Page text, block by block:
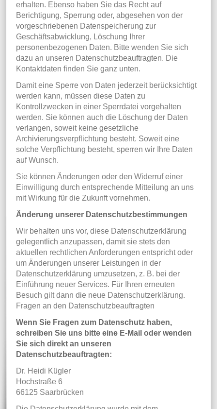
erhalten. Ebenso haben Sie das Recht auf
Berichtigung, Sperrung oder, abgesehen von der
vorgeschriebenen Datenspeicherung zur
Geschäftsabwicklung, Löschung Ihrer
personenbezogenen Daten. Bitte wenden Sie sich
dazu an unseren Datenschutzbeauftragten. Die
Kontaktdaten finden Sie ganz unten.
Damit eine Sperre von Daten jederzeit berücksichtigt
werden kann, müssen diese Daten zu
Kontrollzwecken in einer Sperrdatei vorgehalten
werden. Sie können auch die Löschung der Daten
verlangen, soweit keine gesetzliche
Archivierungsverpflichtung besteht. Soweit eine
solche Verpflichtung besteht, sperren wir Ihre Daten
auf Wunsch.
Sie können Änderungen oder den Widerruf einer
Einwilligung durch entsprechende Mitteilung an uns
mit Wirkung für die Zukunft vornehmen.
Änderung unserer Datenschutzbestimmungen
Wir behalten uns vor, diese Datenschutzerklärung
gelegentlich anzupassen, damit sie stets den
aktuellen rechtlichen Anforderungen entspricht oder
um Änderungen unserer Leistungen in der
Datenschutzerklärung umzusetzen, z. B. bei der
Einführung neuer Services. Für Ihren erneuten
Besuch gilt dann die neue Datenschutzerklärung.
Fragen an den Datenschutzbeauftragten
Wenn Sie Fragen zum Datenschutz haben,
schreiben Sie uns bitte eine E-Mail oder wenden
Sie sich direkt an unseren
Datenschutzbeauftragten:
Dr. Heidi Kügler
Hochstraße 6
66125 Saarbrücken